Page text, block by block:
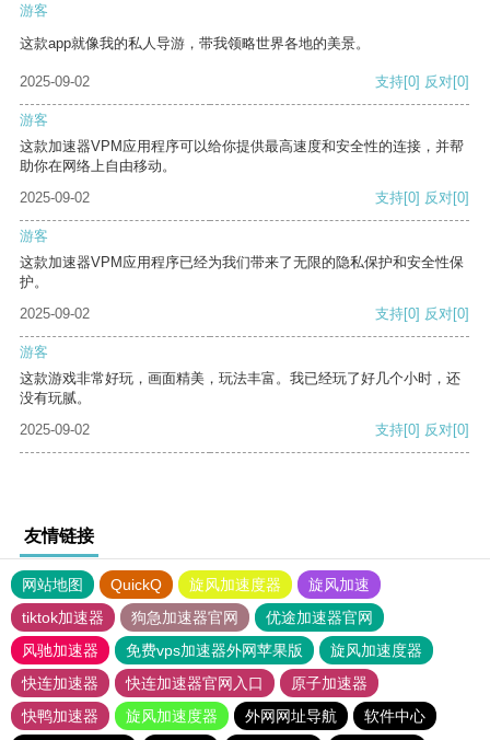
游客
这款app就像我的私人导游，带我领略世界各地的美景。
2025-09-02 支持[0] 反对[0]
游客
这款加速器VPM应用程序可以给你提供最高速度和安全性的连接，并帮
助你在网络上自由移动。
2025-09-02
支持[0] 反对[0]
游客
这款加速器VPM应用程序已经为我们带来了无限的隐私保护和安全性保
护。
2025-09-02
支持[0] 反对[0]
游客
这款游戏非常好玩，画面精美，玩法丰富。我已经玩了好几个小时，还
没有玩腻。
2025-09-02
支持[0] 反对[0]
友情链接
网站地图 QuickQ 旋风加速度器
旋风加速
tiktok加速器
狗急加速器官网
优途加速器官网
风驰加速器
免费vps加速器外网苹果版
旋风加速度器
快连加速器
快连加速器官网入口
原子加速器
快鸭加速器
旋风加速度器 外网网址导航 软件中心